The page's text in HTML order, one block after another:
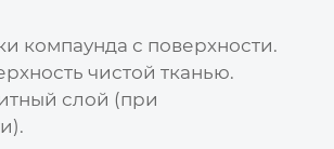
компаунда с поверхности.
чистой тканью.
слой (при